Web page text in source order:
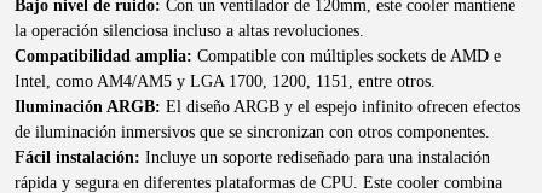
Bajo nivel de ruido: Con un ventilador de 120mm, este cooler mantiene
la operación silenciosa incluso a altas revoluciones.
Compatibilidad amplia: Compatible con múltiples sockets de AMD e
Intel, como AM4/AM5 y LGA 1700, 1200, 1151, entre otros.
Iluminación ARGB: El diseño ARGB y el espejo infinito ofrecen efectos
de iluminación inmersivos que se sincronizan con otros componentes.
Fácil instalación: Incluye un soporte rediseñado para una instalación
rápida y segura en diferentes plataformas de CPU. Este cooler combina